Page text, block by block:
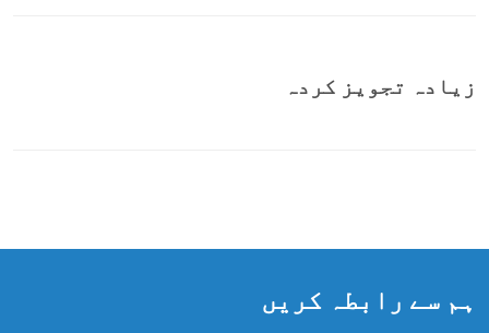
زیادہ تجویز کردہ
ہم سے رابطہ کریں